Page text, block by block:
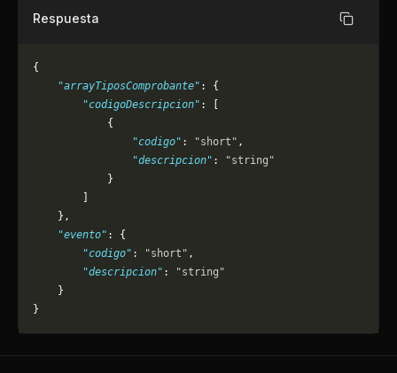
Respuesta Copiar
{
    "arrayTiposComprobante"
: {
        "codigoDescripcion"
: [
            {
                "codigo"
: "short" ,
                "descripcion"
:
"string"
            }
    },
    "evento"
: {
        "codigo"
: "short" ,
        "descripcion"
:
"string"
    }
}